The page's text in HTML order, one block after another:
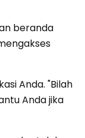
beranda
Anda. "Bilah
Anda jika